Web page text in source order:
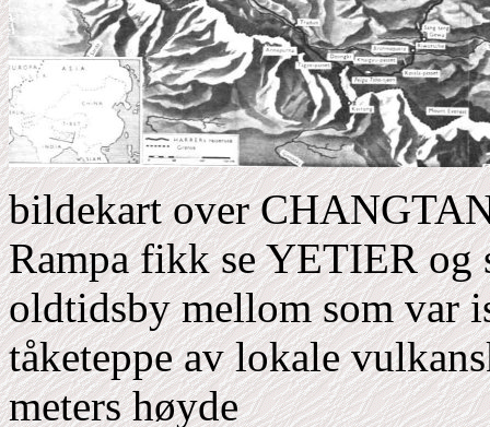
bildekart over
Rampa fikk se YETIER og
oldtidsby mellom som var
tåketeppe av lokale
meters høyde